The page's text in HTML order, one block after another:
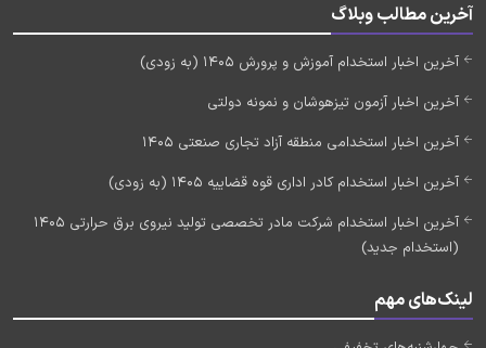
آخرین مطالب وبلاگ
آخرین اخبار استخدام آموزش و پرورش 1405 (به زودی)
آخرین اخبار آزمون تیزهوشان و نمونه دولتی
آخرین اخبار استخدامی منطقه آزاد تجاری صنعتی 1405
آخرین اخبار استخدام کادر اداری قوه قضاییه 1405 (به زودی)
آخرین اخبار استخدام شرکت مادر تخصصی تولید نیروی برق حرارتی 1405
(استخدام جدید)
لینک‌های مهم